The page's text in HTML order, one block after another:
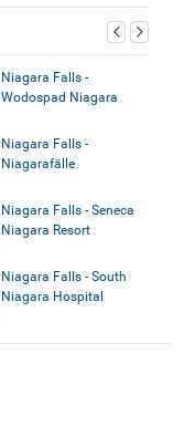
Niagara Falls -
Wodospad Niagara
Niagara Falls -
Niagarafälle
Niagara Falls - Seneca
Niagara Resort
Niagara Falls - South
Niagara Hospital